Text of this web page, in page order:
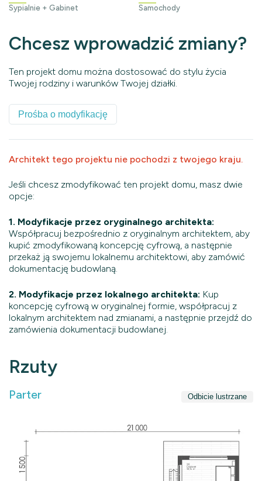
Sypialnie + Gabinet Samochody
Chcesz wprowadzić zmiany?
Ten projekt domu można dostosować do stylu życia
Twojej rodziny i warunków Twojej działki.
Prośba o modyfikację
Architekt tego projektu nie pochodzi z twojego kraju.
Jeśli chcesz zmodyfikować ten projekt domu, masz dwie
opcje:
1. Modyfikacje przez oryginalnego architekta:
Współpracuj bezpośrednio z oryginalnym architektem, aby
kupić zmodyfikowaną koncepcję cyfrową, a następnie
przekaż ją swojemu lokalnemu architektowi, aby zamówić
dokumentację budowlaną.
2. Modyfikacje przez lokalnego architekta: Kup
koncepcję cyfrową w oryginalnej formie, współpracuj z
lokalnym architektem nad zmianami, a następnie przejdź do
zamówienia dokumentacji budowlanej.
Rzuty
Parter Odbicie lustrzane